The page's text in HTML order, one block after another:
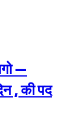
—
, की पद